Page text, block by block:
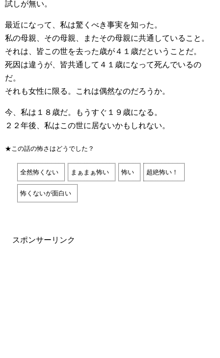
試しが無い。
最近になって、私は驚くべき事実を知った。
私の母親、その母親、またその母親に共通していること。
それは、皆この世を去った歳が４１歳だということだ。
死因は違うが、皆共通して４１歳になって死んでいるの
だ。
それも女性に限る。これは偶然なのだろうか。
今、私は１８歳だ。もうすぐ１９歳になる。
２２年後、私はこの世に居ないかもしれない。
★この話の怖さはどうでした？
全然怖くない まぁまぁ怖い 怖い 超絶怖い！
怖くないが面白い
スポンサーリンク